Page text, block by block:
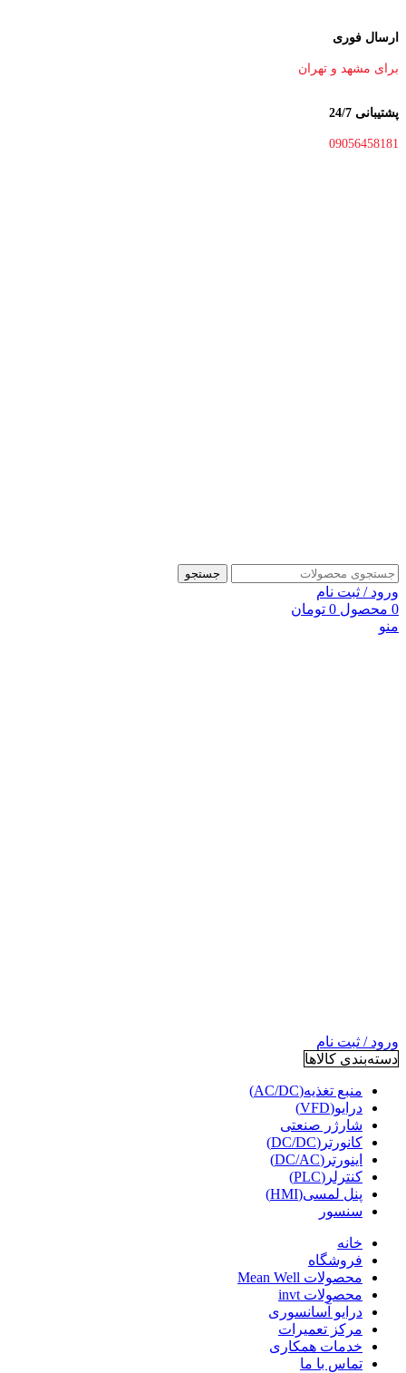
ارسال فوری
برای مشهد و تهران
پشتیبانی 24/7
09056458181
جستجو
ورود / ثبت نام
0 محصول 0 تومان
منو
ورود / ثبت نام
دسته‌بندی کالاها
منبع تغذیه(AC/DC)
درایو(VFD)
شارژر صنعتی
کانورتر(DC/DC)
اینورتر(DC/AC)
کنترلر(PLC)
پنل لمسی(HMI)
سنسور
خانه
فروشگاه
محصولات Mean Well
محصولات invt
درایو آسانسوری
مرکز تعمیرات
خدمات همکاری
تماس با ما